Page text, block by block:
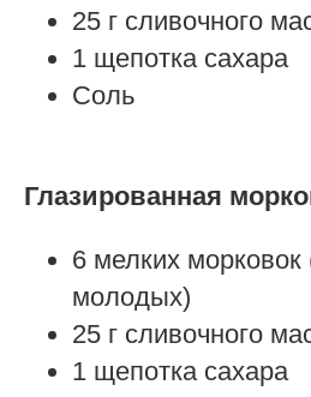
25 г сливочного
1 щепотка сахара
Соль
Глазированная
6 мелких морковок
молодых)
25 г сливочного
1 щепотка сахара